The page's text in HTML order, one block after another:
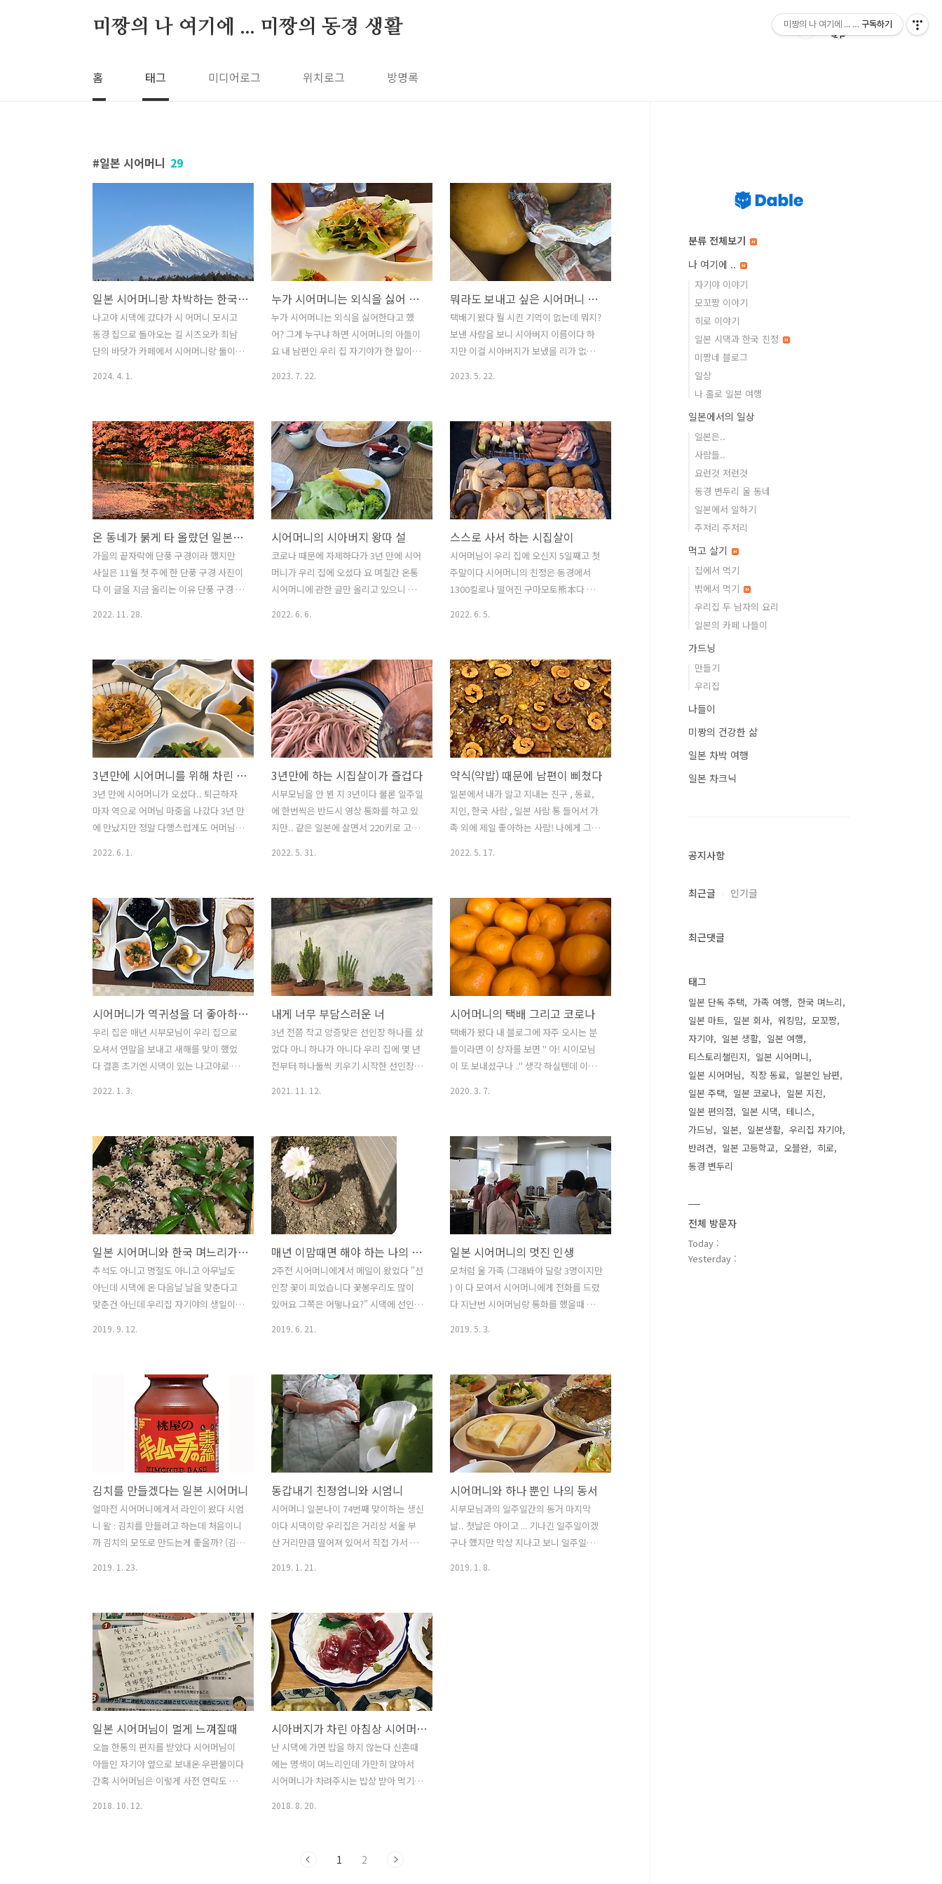
미짱의 나 여기에 ... 미짱의 동경 생활
홈 태그 미디어로그 위치로그 방명록
일본 시어머니 29
일본 시어머니랑 차박하는 한국 며느리
나고야 시댁에 갔다가 시 어머니 모시고
동경 집으로 돌아오는 길 시즈오카 최남
단의 바닷가 카페에서 시어머니랑 둘이서
나시는 어디를 가도 후지산이 보인다고
해도 과언이 아니다 정상에 눈이 덮힌 후
지산은 정말 아름답다 야마나시 호수가에
들린 김에 시어머니랑 차박이란 걸 했다
사실 시어머니와 단둘이서 차박이라니 하
하하 차바기를 사고 시어머니에게 여행용
으로 차바기를 샀다고 말씀드렸더니 너무
부러워 하시며 당신은 해 보지 못한 일이
라며 해 보고 싶다고 하셨다 그냥 하는 말
이겠지 라고 생각하면서도 나고야에 갔을
때 여쭈어 보았다 고속도로 타고 휭하니
싶으시다면 하..
2024. 4. 1.
누가 시어머니는 외식을 싫어 한다고 했어?
누가 시어머니는 외식을 싫어한다고 했
어? 그게 누구냐 하면 시어머니의 아들이
요 내 남편인 우리 집 자기야가 한 말이다
에겐 실례가 되는 말인지 모르겠지만 영
양사는 영양에 대한 지식에선 전문가이지
만 그렇다고 요리를 잘 하는 건 아니다 요
리를 잘 하시는 건 아니지만 요리 하는 걸
좋아하신다 그리고 가족들에게 당신이 만
든 건강 밥상을 먹이는데 대한 사명감과
만족감이라 해여 할까 성취감이 있으신것
같다 왜냐하면 영양사는 메뉴를 정하고
요리는 조리사가 하니까...(아니라면 죄
송..) 울 시어머니의 경우는 그렇다 불량
주부인 내 눈에도 울 시어미니가 요리를
만 지식이..
2023. 7. 22.
뭐라도 보내고 싶은 시어머니 마음
택배기 왔다 뭘 시킨 기억이 없는데 뭐지?
보낸 사람을 보니 시아버지 이름이다 하
지만 이걸 시아버지가 보냈을 리가 없다
항상 시아버지 이름으로 보내신다 처음에
는 멋 모르고 시아버지에게 잘 받았다 고
맙다 연락을 드리면 " 엄마가 뭘 보냈나
보내 허허허 " 시어머니는 보내고도 시아
버지에게 보냈다 말씀도 않으시는 듯 ...
그 후로 지금까지 줄 곧 시댁에서 뭔가 온
다면 이름은 시아버지 이름이요 보낸 사
람은 시어머니다 아마도 시어머니 친정인
구마모토에서 시댁으로 이것 저것 보내
오신것 같다 아마도 어머니의 여동생인
시 이모님이겠지 .. 여 동생이 고향에서 보
2023. 5. 22.
온 동네가 붉게 타 올랐던 일본의 휴양지
가을의 끝자락에 단풍 구경이라 했지만
사실은 11월 첫 주에 한 단풍 구경 사진이
다 이 글을 지금 올리는 이유 단풍 구경 갔
좋아하는 스포츠 가족인지라 월드컵 기간
중엔 축구 얘기밖에 없다 게다가 우리 나
라뿐 아니라 중요한 나라들 경기는 다 챙
겨 봐야하니 블로그 글은 뒷전일 수밖에..
그래서 뒷전을 밀려났던 글을 혼자 보기
아까운 사진들을 잽싸게 올리기로 했다
월드컵 기간 중엔 오늘처럼 묵혀 두었던
여행기나 글을 몇 번은 올릴 것 같다 ㅎㅎ
https://michan1027.tistory.com/2066
가을 단풍이 절경인 가루이쟈와의 호텔
토치기의 닛꼬에서 가루이쟈와 （軽井
2022. 11. 28.
시어머니의 시아버지 왕따 설
코로나 때문에 자제하다가 3년 만에 시어
머니가 우리 집에 오셨다 요 며칠간 온통
시어머니에 관한 글만 올리고 있으니 내
에 오셨다 하고 시아버지에 대한 말은 한
마디 언급도 없고 시어머니에 대한 글만
있는 걸 보니 미짱네는 시아버지가 안 계
시나 보다라고 생각하시는 분들도 계시겠
지만 아니다! 미짱의 시아버지는 건재하
시다 그렇다면 시아버지가 아들이랑 며느
리를 안 좋아하나 왜 안 오셨을까? 하는
생각이 들지 모르겠지만 아니다! 울 시아
버지는 며느리랑 찍은 사진을 지갑에 넣
어 다닐 정도로 나를 이뻐라 하신다 그런
데 코로나 때문에 아들 며느리 그리고 하
데 왜 같이 ..
2022. 6. 6.
스스로 사서 하는 시집살이
시어머님이 우리 집에 오신지 5일째고 첫
주말이다 시어머니의 친정은 동경에서
1300킬로나 떨어진 구마모토熊本다 일
번쯤 뵈러 가곤 했었는데 두 분 다 돌아가
시고 나니 갈 일이 없다 사실 외삼촌과 이
모에게 인사드리러 1300킬로 거리를 비
행기 타고 날아갈 일이 뭐가 있겠는가 게
다가 외사촌은 더더욱 만날일이 없다 우
리 집 자기야 집안을 보면 친가는 정말 왕
래가 없다 우리가 일반적으로 생각하는
일본 가족관계 더도 말고 덜도 말고 딱 상
상하는 그대로다 하지만 외가 쪽은 정말
한국처럼 친밀하며 형제 간들 우애도 돈
독하다 둘째 외삼촌네 딸 그러니까 나에
인..
2022. 6. 5.
3년만에 시어머니를 위해 차린 밥상.
3년 만에 시어머니가 오셨다.. 퇴근하자
마자 역으로 어머님 마중을 나갔다 3년 만
에 만났지만 정말 다행스럽게도 어머님은
코시국중에도 사람이 없는 새벽이 일어나
1만 보 걷기 새벽산책을 매일 실천하시며
생활하신 결과다 게다가 종합 병원의 관
리 영양사 출신답게 먹는 것에 엄격하셔
서 영양 골고루 단 한 끼도 대충 드시는 법
이 없으니 사실 시부모님 건강 걱정은 별
로 하니 않는 편이다 시어머니의 부모님
두 분 다 백수를 누린 장수 가계인 데다가
어머님의 건강이 대한 의식이 워낙 높아
서 내가 어머님께 배워야 할 정도다 3년
만에 우리 집에 오신 어머님을 위한 첫끼
2022. 6. 1.
3년만에 하는 시집살이가 즐겁다
시부모님을 안 뵌 지 3년이다 물론 일주일
에 한번씩은 반드시 영상 통화를 하고 있
지만.. 같은 일본에 살면서 220키로 고속
가 특별한 이유가 있는 것도 아니다 이유
는 오직 하나 코로나다 아무리 코시국이
었다지만 외국에 사는 것도 아니고 3년이
나 시댁에 가지 않다니 너무 한다고 하실
지 모르겠지만 한국 사람들은 이해하지
못할 그런 이유가 있다 처음 코로나가 시
작 되었을때 세상은 미지의 코로나에 대
한 두려움이 가득할 때 솔직히 난 “ 설마
우리가 걸리겠어? 우린 괜찮을 거야”라는
생각이 있었다 그래서 코로나가 발생한
첫 번째 여름 휴가때 평소와 마찬가지로
2022. 5. 31.
약식(약밥) 때문에 남편이 삐쳤다
일본에서 내가 알고 지내는 친구 , 동료,
지인, 한국 사람 , 일본 사람 통 들어서 가
족 외에 제일 좋아하는 사람! 나에게 그런
많고 많은 곳 중에 동경에 살고 있는 인연
이니 이게 보통 인연인가 싶다 한국에서
도 그저 알고 지냈던 그렇고 그런 선배가
아닌 서로 집을 오갈 정도로 많이 친한 선
배였는데 외국 생활까지 같이 하고 있으
니 전생이 정말 있다면 전생에 무슨 인연
이 있어도 있었을 것 같아 그때 선배에게
유학생인 일본인 남친이 있었다는 건 알
고 있었다 ( 그 남친 아니 지금은 남편인
형부는 엄청 무지 한국말을 잘했었다. 우
리 집 자기야의 한국어 실력은 비교가 안
2022. 5. 17.
시어머니가 역귀성을 더 좋아하시는 이유
우리 집은 매년 시부모님이 우리 집으로
오셔서 연말을 보내고 새해를 맞이 했었
다 결혼 초기엔 시댁이 있는 나고야로 우
두 분 고향은 따뜻한 남쪽 지방이 쿠마모
토 출신이다 두 분이 결혼후 정착해서 사
신 곳이 나고야이기 때문에 일가친척들은
전부 쿠마모토에 계시기 때문에 명절이
나고야로 가도 달랑 시부모님 두 분만 계
실 뿐이다 인사드리러 갈 친척도 나고야
엔 없고 그러니 굳이 우리가 나고야로 갈
필요가 없다 그래서 우리가 가는 것보다
는 시부모님이 동경으로 역귀성을 하신다
가끔은 성묘도 할겸 올해는 우리가 나고
야로 갈까요?라고 여쭈면 시어머니는 질
신다. 아무래도..
2022. 1. 3.
내게 너무 부담스러운 너
3년 전쯤 작고 앙증맞은 선인장 하나를 샀
었다 아니 하나가 아니다 우리 집에 몇 년
전부터 하나둘씩 키우기 시작한 선인장이
시댁에서 가져온 아이인데 매년 너무 이
쁜 선인장 꽃을 피운다 거실의 선인장은
장소가 장소인만큼 미니 화분에 작은 선
인장을 키우고 있다 오늘의 주인공인 이
아이가 우리집에 온 건 3년 전쯤 10센티
정도의 작고 앙증맞은 게 이뻤다 홈센타
원예코너에 갔다가 첫눈에 반해서 데려
온 아이다
https://michan1027.tistory.com/1288
일본 시어머니와 한국 며느리의 선인장
이야기 어제 아침 마당에 나갔다가 나도
에 얘가..
2021. 11. 12.
시어머니의 택배 그리고 코로나
택배가 왔다 내 블로그에 자주 오시는 분
들이라면 이 상자를 보면 " 아! 시이모님
이 또 보내셨구나 .." 생각 하실텐데 이번
낸 사람을 보니 이모님이 아닌 시어머님
이셨다 따뜻한 남쪽 큐슈 아마쿠사의 뽕
깡이다 시어머님이 시어머님의 고향 큐슈
아마쿠사의 뽕깡을 일부러 주문해 보내주
셨다 어머님과의 라인 주변에 평소에 신
세를 지는 지인들과 나눠 먹으라고 ... 요
럴땐 시어머니 말 잘 듣는 착한 며느리니
까 어머님 말씀대로 봉지 봉지 나눠 담았
다 친하게 지내는 이웃 사촌 세 집이랑 친
한 회사 동료 3명이랑 이렇게 여섯 봉지에
나눠 담아 나눠 주었다 아마쿠사의 뽕깡
2020. 3. 7.
일본 시어머니와 한국 며느리가 함께 차린 생일상
추석도 아니고 명절도 아니고 아무날도
아닌데 시댁에 온 다음날 날을 맞춘다고
맞춘건 아닌데 우리집 자기야의 생일이다
혼하고 동경에 정착을 했으니 대학 입학
후 지금까지 자기 생일을 부모님과 함께
한 적이 없다 도대체 몇년만에 부모님이
랑 함께 생일을 맞이하는 건지 우리집 자
기야도 시부모님도 너무 오래간만이라며
다 같이 생일을 맞을수 있어서 좋아라 하
신다 시댁은 생일이면 항상 세끼항(찹쌀
팥밥)을 해서 축하를 했다고 한다 일본에
서는 찹쌀 팥밥은 결혼이나 생일 등등 ..
축하할 일이 있을때 해 먹는다 한국은 생
일하면 미역국이지만 울 시댁은 생일하면
팥밥만 있으..
2019. 9. 12.
매년 이맘때면 해야 하는 나의 숙제
2주전 시어머니에게서 메일이 왔었다 "선
인장 꽃이 피었습니다 꽃봉우리도 많이
있어요 그쪽은 어떻나요?" 시댁에 선인장
나는 마당으로 달려 나가 우리집 선인장
사진을 찍어 궁금해 하시는 시어머니에게
보내 드렸다 시댁에 선인장 꽃이 활짝 피
었을때쯤 우리집은 솜털 같은 선인장 꽃
봉우리가 3개 달려있었다 시어머니가 우
리집 선인장 꽃을 궁금해 하시는 이유는
우리집 선인장이 몇 년전 시댁에 갔을때
내가 어머니에게 달라고 해서 시댁에서
가지고 왔기 때문이었다 보통은 시어머니
가 우리집에 오셨을때 이런 저런 식물들
을 가지고 가시는 편이다 유일하게 내가
그래서인지 시..
2019. 6. 21.
일본 시어머니의 멋진 인생
모처럼 울 가족 (그래봐야 달랑 3명이지만
) 이 다 모여서 시어머니에게 전화를 드렸
다 지난번 시어머님랑 통화를 했을때 중
난주 전화 했는데 뭐 .. 지난주 전화 했어
도 또 하면 되지 전화 하는게 뭐 그리 어렵
다고 ... 할 말도 없는데 뭐 .. 참 .. 나 울 엄
마한테 전화 하라는 것도 아니고 자기 엄
마에게 전화하라고 해도 시큰둥 이래서
아들녀석 잘 키워봤자 며느리 좋은 일 시
키다는 말을 하는 거구나 싶다 가끔 우리
집 자기야를 보면서 미래의 히로의 모습
이 연상되어져서 쓸쓸함을 느낄때가 있다
그래서 지금부터 히로에 대해서 마음을
비우는 연습이 필요할것 같다 히로를 잘
2019. 5. 3.
김치를 만들겠다는 일본 시어머니
얼마전 시어머니에게서 라인이 왔다 시엄
니 왈 : 김치를 만들려고 하는데 처음이니
까 김치의 모또로 만드는게 좋을까? (김치
아예 직접 김치를 만들어 먹을수 있는 김
치 양념을 팔고 있다 이름하여 김치의 모
또 한국 김치라면 설명만으로 만들수 없
고 재료도 일본의 일반 마트에서는 팔지
않으니 김치의 모또(시판의 김치양념)로
만드는게 좋을것 같아요 그런데 시어머니
가 전화를 하셨다 시어머니는 매일 아침
낫토를 드시는데 낫토에 김치를 넣어 드
신다고 한다 그래서 김치를 마트에서 사
다 먹고 있는데 매일 아침 먹으니 직접 만
들어 드시고 싶다시며 아무래도 시판의
어머니 왈..
2019. 1. 23.
동갑내기 친정엄니와 시엄니
시어머니 일본나이 74번째 맞이하는 생신
이다 시댁이랑 우리집은 거리상 서울 부
산 거리만큼 떨어져 있어서 직접 가서 생
고 며느리가 가서 생신상 차려 주는 나라
가 아니긴 하다 시어머님 생신상 차려 드
리는 대신 뭐니 뭐니 해도 머니가 최고라
고 매년 시어머님 생신때는 은행계좌로
송금을 해 드린다 처음엔 돈을 드리는건
정성도 없고 예의가 아닌것 같아 이런것
저런것 선물을 보내 드렸는데 뭘 사드리
나 몇날 몇일 고민하는것도 그렇고 고민
을 한들 시어머님 마음에 드는 선물을 고
를 자신도 없고 역시나 머니가 최고인것
같아 송금을 해 드리는 데 울 시어머님 선
하시더라는 ..
2019. 1. 21.
시어머니와 하나 뿐인 나의 동서
시부모님과의 일주일간의 동거 마지막
날.. 첫날은 아이고 ... 기나긴 일주일이겠
구나 했지만 막상 지나고 보니 일주일이
2019. 1. 8.
일본 시어머님이 멀게 느껴질때
오늘 한통의 편지를 받았다 시어머님이
아들인 자기야 앞으로 보내온 우편물이다
간혹 시어머님은 이렇게 사전 연락도 없
2018. 10. 12.
시아버지가 차린 아침상 시어머니가 차린 저녁상
난 시댁에 가면 밥을 하지 않는다 신혼때
에는 명색이 며느리인데 가만히 앉아서
시어머니가 차려주시는 밥상 받아 먹기
그래도 며느리이니까 설겆이는 하고 있다
2018. 8. 20.
1 2
분류 전체보기
나 여기에 ..
자기야 이야기
모꼬짱 이야기
히로 이야기
일본 시댁과 한국 친정
미짱네 블로그
일상
나 홀로 일본 여행
일본에서의 일상
일본은..
사람들..
요런것 저런것
동경 변두리 울 동네
일본에서 일하기
주저리 주저리
먹고 살기
집에서 먹기
밖에서 먹기
우리집 두 남자의 요리
일본의 카페 나들이
가드닝
만들기
우리집
나들이
미짱의 건강한 삶
일본 차박 여행
일본 차크닉
공지사항
최근글 인기글
최근댓글
태그
일본 단독 주택 가족 여행
한국 며느리
일본 마트
일본 회사 워킹맘
모꼬짱
자기야
일본 생활
일본 여행
티스토리챌린지
일본 시어머니
일본 시어머님
직장 동료
일본인 남편
일본 주택
일본 코로나
일본 지진
일본 편의점
일본 시댁
테니스
가드닝
일본 일본생활
우리집 자기야
반려견
일본 고등학교 오블완
히로
동경 변두리
전체 방문자
Today :
Yesterday :
미짱의 나 여기에 ... 미짱의 동경 생활
구독하기